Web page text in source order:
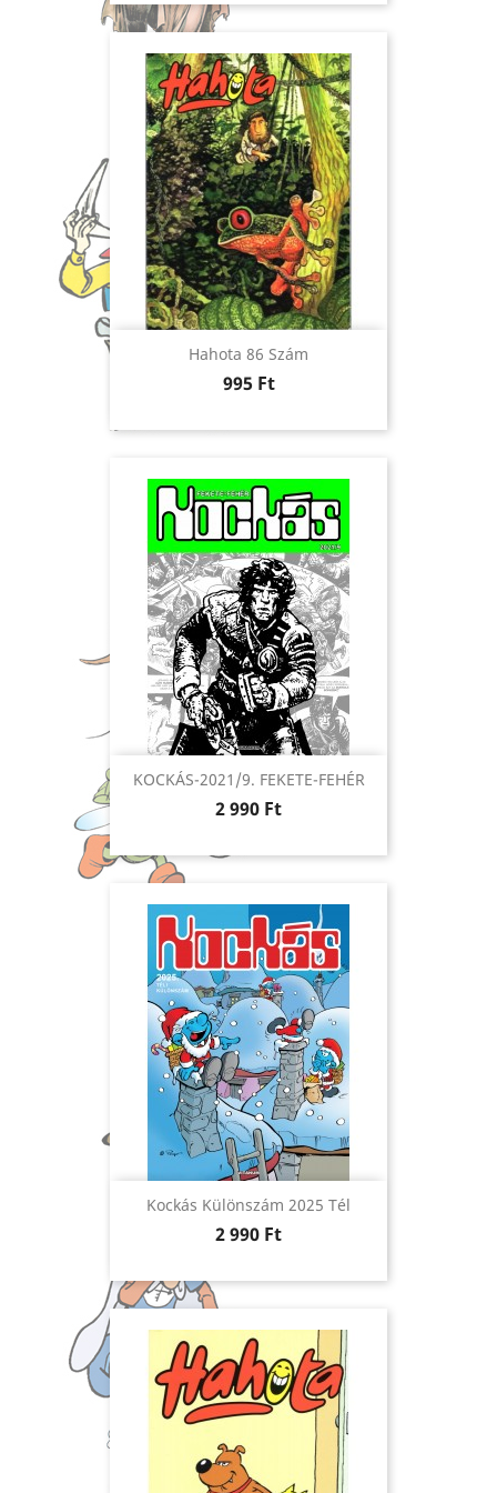
Hahota 86 Szám
Ár
995 Ft
KOCKÁS-2021/9. FEKETE-FEHÉR
Ár
2 990 Ft
Kockás Különszám 2025 Tél
Ár
2 990 Ft